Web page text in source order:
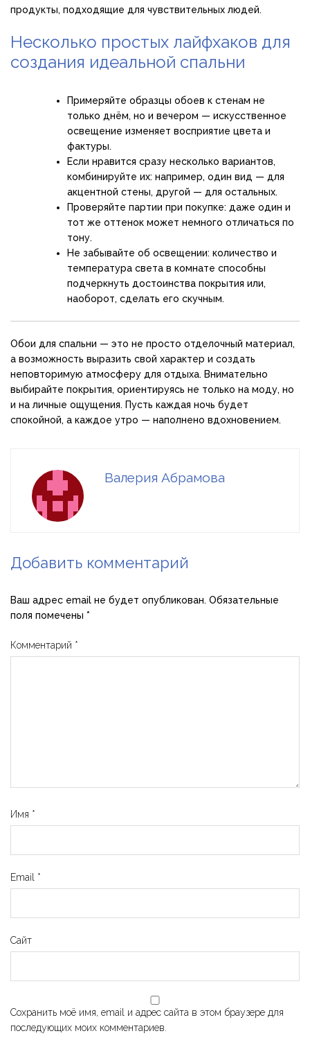
продукты, подходящие для чувствительных людей.
Несколько простых лайфхаков для
создания идеальной спальни
Примеряйте образцы обоев к стенам не
только днём, но и вечером — искусственное
освещение изменяет восприятие цвета и
фактуры.
Если нравится сразу несколько вариантов,
комбинируйте их: например, один вид — для
акцентной стены, другой — для остальных.
Проверяйте партии при покупке: даже один и
тот же оттенок может немного отличаться по
тону.
Не забывайте об освещении: количество и
температура света в комнате способны
подчеркнуть достоинства покрытия или,
наоборот, сделать его скучным.
Обои для спальни — это не просто отделочный материал,
а возможность выразить свой характер и создать
неповторимую атмосферу для отдыха. Внимательно
выбирайте покрытия, ориентируясь не только на моду, но
и на личные ощущения. Пусть каждая ночь будет
спокойной, а каждое утро — наполнено вдохновением.
Валерия Абрамова
Добавить комментарий
Ваш адрес email не будет опубликован. Обязательные
поля помечены *
Комментарий *
Имя *
Email *
Сайт
Сохранить моё имя, email и адрес сайта в этом браузере для
последующих моих комментариев.